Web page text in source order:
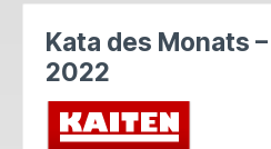
Kata des Monats
2022